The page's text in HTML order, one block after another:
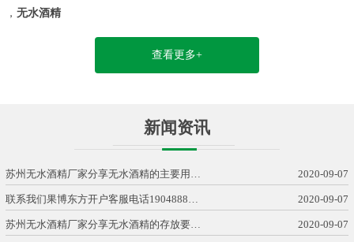
， 无水酒精
查看更多+
新闻资讯
苏州无水酒精厂家分享无水酒精的主要用… 2020-09-07
联系我们果博东方开户客服电话1904888… 2020-09-07
苏州无水酒精厂家分享无水酒精的存放要… 2020-09-07